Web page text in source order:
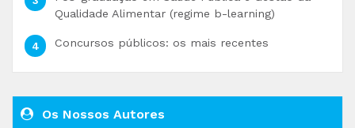
Qualidade Alimentar (regime b-learning)
Concursos públicos: os mais recentes
Os Nossos Autores